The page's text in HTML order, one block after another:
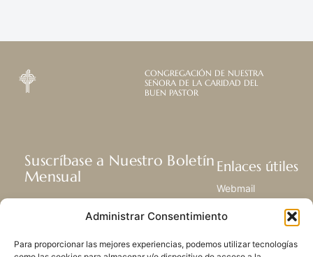
Administrar Consentimiento
Para proporcionar las mejores experiencias, podemos utilizar tecnologías
CONGREGACIÓN DE NUESTRA
SEÑORA DE LA CARIDAD DEL
BUEN PASTOR
Suscríbase a Nuestro Boletín
Mensual
Recibir las últimas noticias acerca de
nuestra vida, la misión y ministerios de
Enlaces útiles
Webmail
Centro de Recursos
Mapa del sitio